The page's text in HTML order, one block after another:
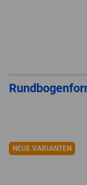
NEUE VARIANTEN